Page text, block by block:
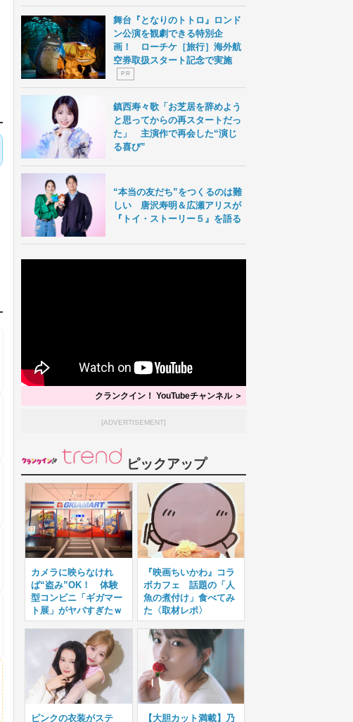
舞台『となりのトトロ』ロンド
ン公演を観劇できる特別企
画！ ローチケ［旅行］海外航
空券取扱スタート記念で実施
P R
鎮西寿々歌「お芝居を辞めよう
と思ってからの再スタートだっ
た」 主演作で再会した“演じ
る喜び”
“本当の友だち”をつくるのは難
しい 唐沢寿明＆広瀬アリスが
『トイ・ストーリー５』を語る
クランクイン！ YouTubeチャンネル ＞
[ADVERTISEMENT]
ピックアップ
カメラに映らなけれ
ば“盗み”OK！ 体験
型コンビニ「ギガマー
ト展」がヤバすぎたｗ
『映画ちいかわ』コラ
ボカフェ 話題の「人
魚の煮付け」食べてみ
た〈取材レポ〉
ピンクの衣装がステ 【大胆カット満載】乃